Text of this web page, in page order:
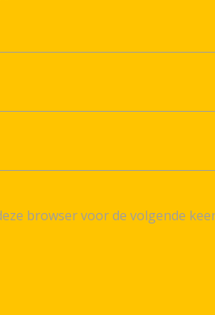
browser voor de volgende